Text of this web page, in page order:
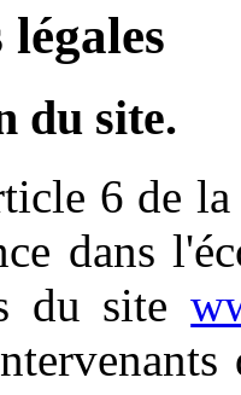
du site.
6 de
dans
du site